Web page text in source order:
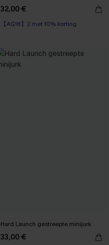
32,00 €
【AG18】2 met 10% korting
Hard Launch gestreepte minijurk
33,00 €